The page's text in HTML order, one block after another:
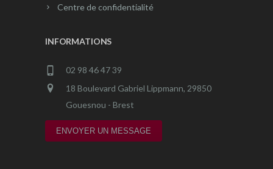
Centre de confidentialité
INFORMATIONS
02 98 46 47 39
18 Boulevard Gabriel Lippmann, 29850
Gouesnou - Brest
ENVOYER UN MESSAGE